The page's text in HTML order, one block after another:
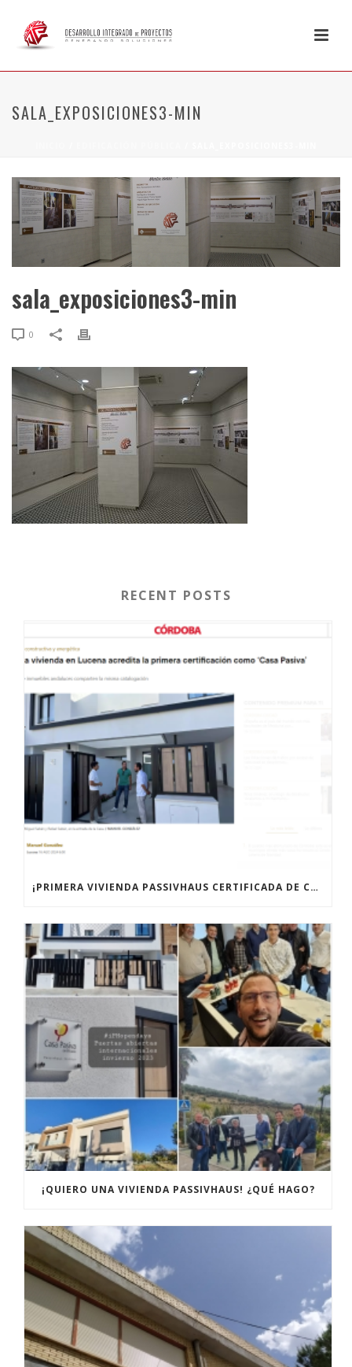
SALA_EXPOSICIONES3-MIN
sala_exposiciones3-min
0
RECENT POSTS
¡PRIMERA VIVIENDA PASSIVHAUS CERTIFICADA DE CÓRDOBA!
¡QUIERO UNA VIVIENDA PASSIVHAUS! ¿QUÉ HAGO?